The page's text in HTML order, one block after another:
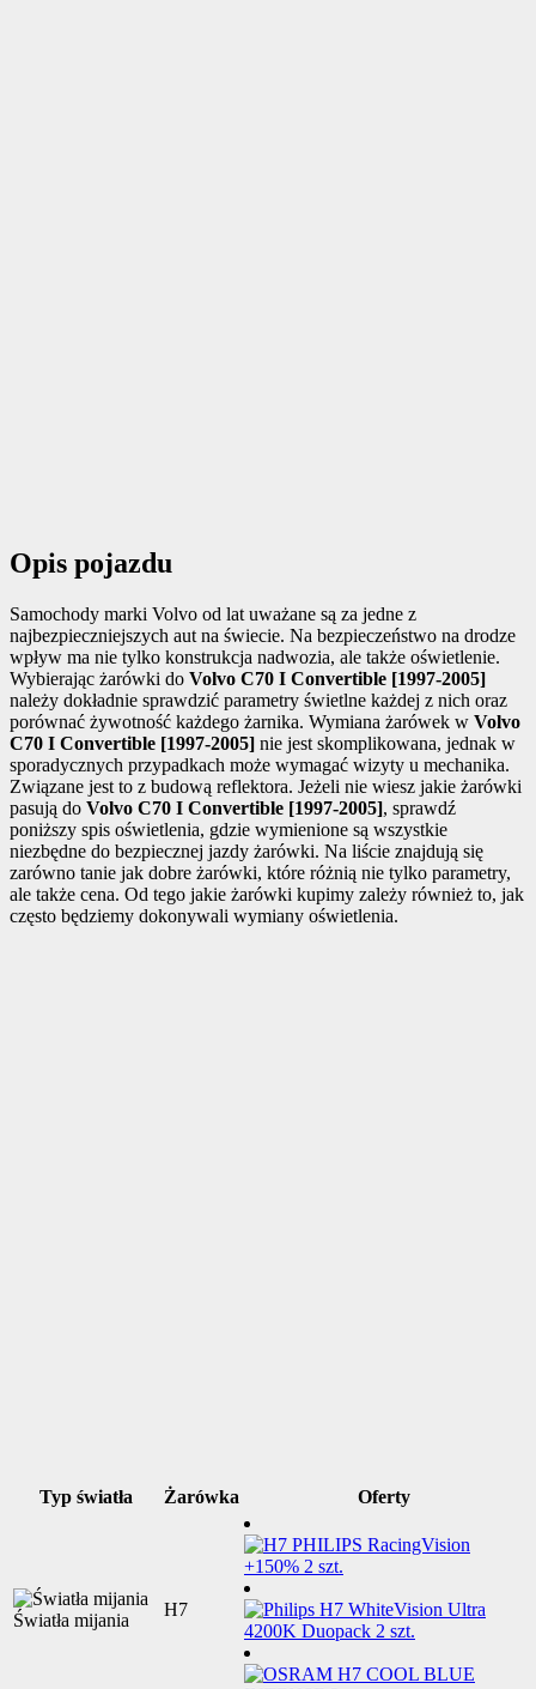
Opis pojazdu
Samochody marki Volvo od lat uważane są za jedne z
najbezpieczniejszych aut na świecie. Na bezpieczeństwo na drodze
wpływ ma nie tylko konstrukcja nadwozia, ale także oświetlenie.
Wybierając żarówki do Volvo C70 I Convertible [1997-2005]
należy dokładnie sprawdzić parametry świetlne każdej z nich oraz
porównać żywotność każdego żarnika. Wymiana żarówek w Volvo
C70 I Convertible [1997-2005] nie jest skomplikowana, jednak w
sporadycznych przypadkach może wymagać wizyty u mechanika.
Związane jest to z budową reflektora. Jeżeli nie wiesz jakie żarówki
pasują do Volvo C70 I Convertible [1997-2005], sprawdź
poniższy spis oświetlenia, gdzie wymienione są wszystkie
niezbędne do bezpiecznej jazdy żarówki. Na liście znajdują się
zarówno tanie jak dobre żarówki, które różnią nie tylko parametry,
ale także cena. Od tego jakie żarówki kupimy zależy również to, jak
często będziemy dokonywali wymiany oświetlenia.
Typ światła Żarówka Oferty
Światła mijania
H7